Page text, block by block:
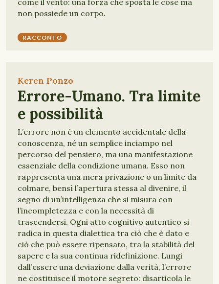
come il vento: una forza che sposta le cose ma
non possiede un corpo.
RACCONTO
Keren Ponzo
Errore-Umano. Tra limite
e possibilità
L’errore non è un elemento accidentale della
conoscenza, né un semplice inciampo nel
percorso del pensiero, ma una manifestazione
essenziale della condizione umana. Esso non
rappresenta una mera privazione o un limite da
colmare, bensì l’apertura stessa al divenire, il
segno di un’intelligenza che si misura con
l’incompletezza e con la necessità di
trascendersi. Ogni atto cognitivo autentico si
radica in questa dialettica tra ciò che è dato e
ciò che può essere ripensato, tra la stabilità del
sapere e la sua continua ridefinizione. Lungi
dall’essere una deviazione dalla verità, l’errore
ne costituisce il motore segreto: disarticola le